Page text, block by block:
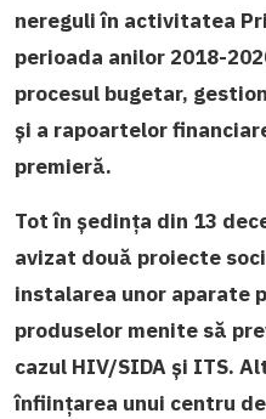
nereguli în activitatea
perioada anilor 2018-
procesul bugetar,
și a rapoartelor
premieră.
Tot în ședința din 13
avizat două proiecte
instalarea unor aparate
produselor menite să
cazul HIV/SIDA și ITS.
înființarea unui centru